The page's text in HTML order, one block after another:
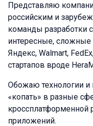
Представляю
российским и
команды разработки
интересные, сложные
Яндекс, Walmart,
стартапов вроде
Обожаю технологии
«копать» в разные
кроссплатформенной
приложений.